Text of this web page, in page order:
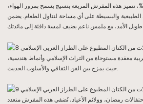
الكتان الخالص بنسبة 100%، تتميز هذه المفرش المربعة بنسيج يسمح بمرور الهواء،
والبسيطة على أي مساحة لتناول الطعام. يضمن
معقدة مستوحاة من التراث الإسلامي وأنماط هندسية،
حيث يمزج بين الفن الثقافي والأسلوب الحديث.
رمضان، وولائم الأعياد، تُضفي هذه المفرش متعدد